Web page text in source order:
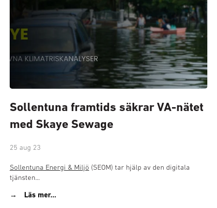
Sollentuna framtids säkrar VA-nätet
med Skaye Sewage
25 aug 23
Sollentuna Energi & Miljö (SEOM) tar hjälp av den digitala
tjänsten...
Läs mer...